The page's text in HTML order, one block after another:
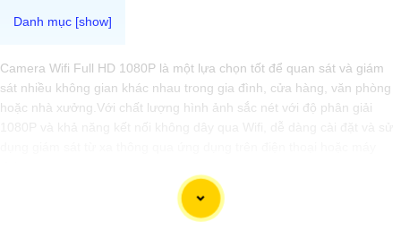
Camera Wifi Full HD 1080P là một lựa chọn tốt để quan sát và giám
sát nhiều không gian khác nhau trong gia đình, cửa hàng, văn phòng
hoặc nhà xưởng.Với chất lượng hình ảnh sắc nét với độ phân giải